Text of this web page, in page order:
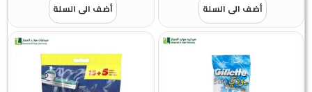
أضف الى السلة
أضف الى السلة